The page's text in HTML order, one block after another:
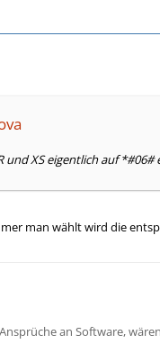
und XS eigentlich auf
man wählt wird die
an Software,